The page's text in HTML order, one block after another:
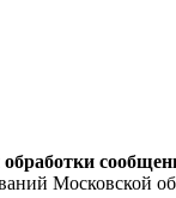
Московской